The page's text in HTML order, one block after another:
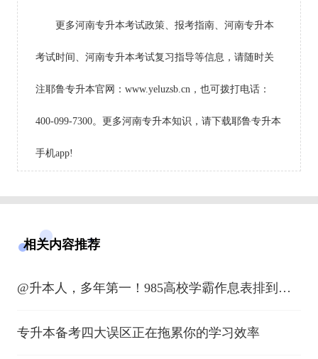
更多河南专升本考试政策、报考指南、河南专升本
考试时间、河南专升本考试复习指导等信息，请随时关
注耶鲁专升本官网：www.yeluzsb.cn，也可拨打电话：
400-099-7300。更多河南专升本知识，请下载耶鲁专升本
手机app!
相关内容推荐
@升本人，多年第一！985高校学霸作息表排到凌
专升本备考四大误区正在拖累你的学习效率